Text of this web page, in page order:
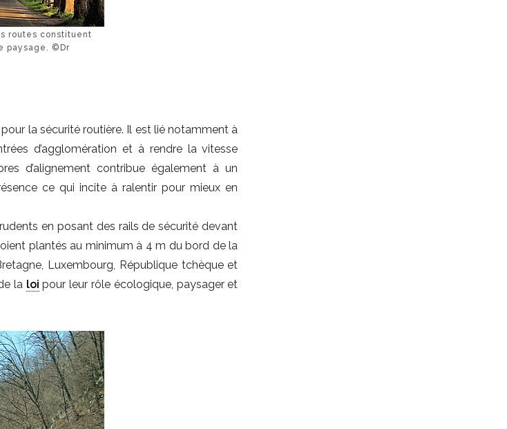
routes constituent
paysage. ©Dr
la sécurité routière. Il est lié notamment à
d’agglomération et à rendre la vitesse
d’alignement contribue également à un
ce qui incite à ralentir pour mieux en
en posant des rails de sécurité devant
plantés au minimum à 4 m du bord de la
Luxembourg, République tchèque et
la loi pour leur rôle écologique, paysager et